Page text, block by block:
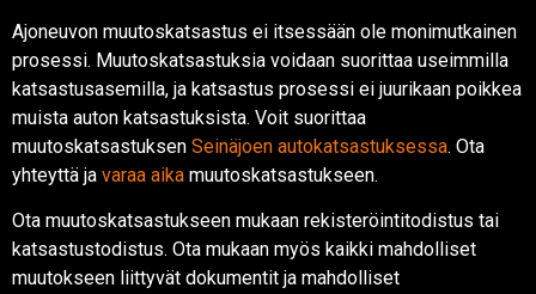
Ajoneuvon muutoskatsastus ei itsessään ole monimutkainen
prosessi. Muutoskatsastuksia voidaan suorittaa useimmilla
katsastusasemilla, ja katsastus prosessi ei juurikaan poikkea
muista auton katsastuksista. Voit suorittaa
muutoskatsastuksen Seinäjoen autokatsastuksessa. Ota
yhteyttä ja varaa aika muutoskatsastukseen.
Ota muutoskatsastukseen mukaan rekisteröintitodistus tai
katsastustodistus. Ota mukaan myös kaikki mahdolliset
muutokseen liittyvät dokumentit ja mahdolliset